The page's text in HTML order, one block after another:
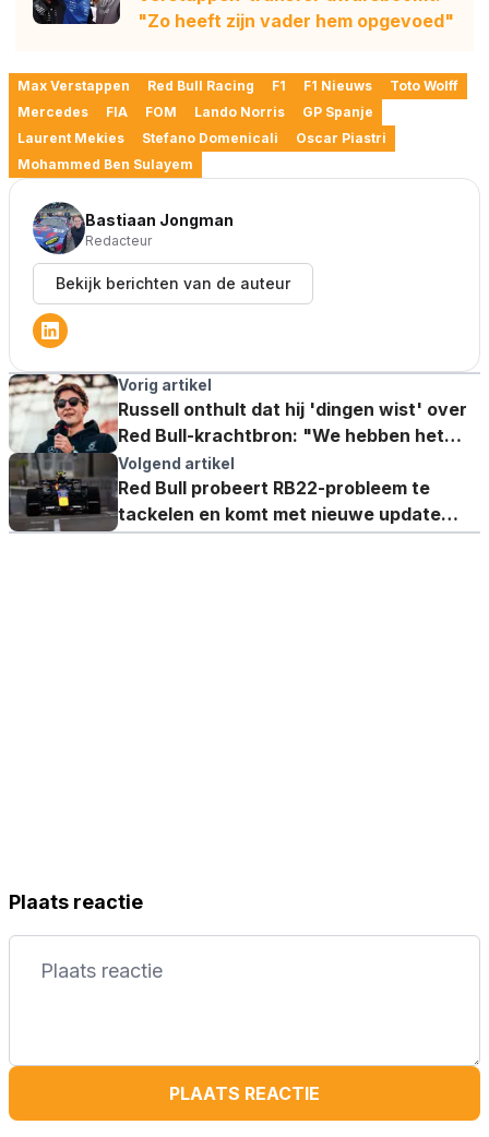
"Zo heeft zijn vader hem opgevoed"
Max Verstappen Red Bull Racing F1 F1 Nieuws
Toto Wolff
Mercedes
FIA FOM Lando Norris
GP Spanje
Laurent Mekies
Stefano Domenicali
Oscar Piastri
Mohammed Ben Sulayem
Bastiaan Jongman
Redacteur
Bekijk berichten van de auteur
Vorig artikel
Russell onthult dat hij 'dingen wist' over
Red Bull-krachtbron: "We hebben het
afgesproken"
Volgend artikel
Red Bull probeert RB22-probleem te
tackelen en komt met nieuwe update
voor Verstappen
Plaats reactie
PLAATS REACTIE